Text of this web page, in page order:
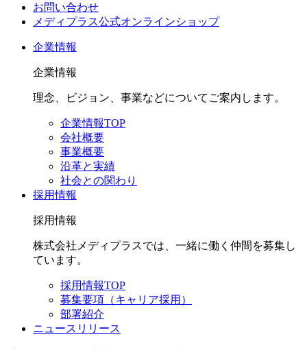
お問い合わせ
メディプラス公式オンラインショップ
企業情報
企業情報
理念、ビジョン、事業などについてご案内します。
企業情報TOP
会社概要
事業概要
沿革と実績
社会との関わり
採用情報
採用情報
株式会社メディプラスでは、一緒に働く仲間を募集し
ています。
採用情報TOP
募集要項（キャリア採用）
部署紹介
ニュースリリース